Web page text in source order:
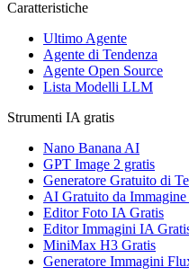
Caratteristiche
Ultimo Agente
Agente di Tendenza
Agente Open Source
Lista Modelli LLM
Strumenti IA gratis
Nano Banana AI
GPT Image 2 gratis
Generatore Gratuito di
AI Gratuito da Immagine
Editor Foto IA Gratis
Editor Immagini IA
MiniMax H3 Gratis
Generatore Immagini